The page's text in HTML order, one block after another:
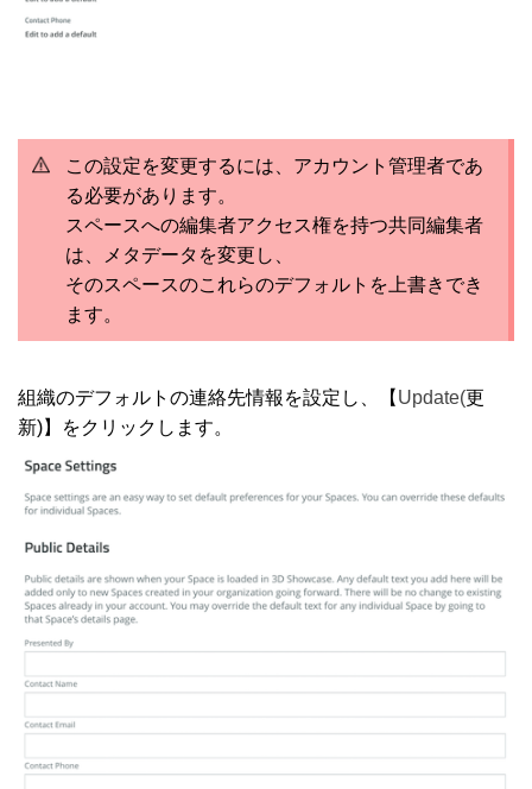
この設定を変更するには、アカウント管理者であ
る必要があります。
スペースへの編集者アクセス権を持つ共同編集者
は、メタデータを変更し、
そのスペースのこれらのデフォルトを上書きでき
ます。
組織のデフォルトの連絡先情報を設定し、【 Update(更
新)】をクリックします。